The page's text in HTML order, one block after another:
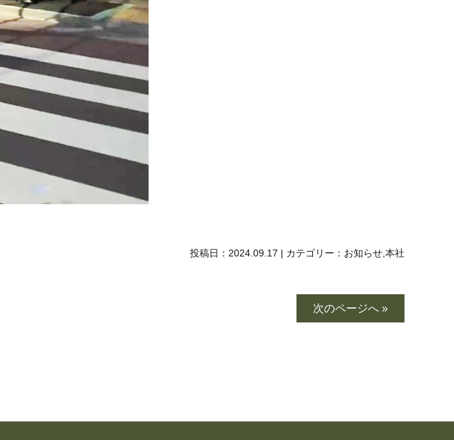
投稿日： 2024.09.17 | カテゴリー： お知らせ 本社
次のページへ »